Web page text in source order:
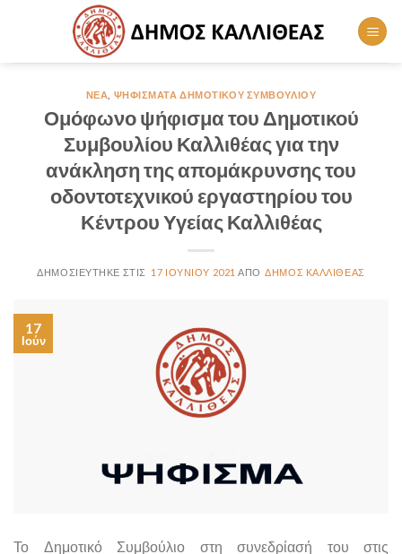
ΝΈΑ ΨΗΦΊΣΜΑΤΑ ΔΗΜΟΤΙΚΟΎ ΣΥΜΒΟΥΛΊΟΥ
Ομόφωνο ψήφισμα του Δημοτικού
Συμβουλίου Καλλιθέας για την
ανάκληση της απομάκρυνσης του
οδοντοτεχνικού εργαστηρίου του
Κέντρου Υγείας Καλλιθέας
17 ΙΟΥΝΊΟΥ 2021 ΔΉΜΟΣ ΚΑΛΛΙΘΈΑΣ
17
Ιούν
Το Δημοτικό Συμβούλιο στη συνεδρίασή του στις